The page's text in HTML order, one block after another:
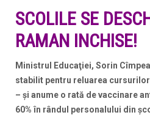
SCOLILE SE
RAMAN INCHISE!
Ministrul Educaţiei, Sorin
stabilit pentru reluarea
– și anume o rată de vaccinare
60% în rândul personalului din